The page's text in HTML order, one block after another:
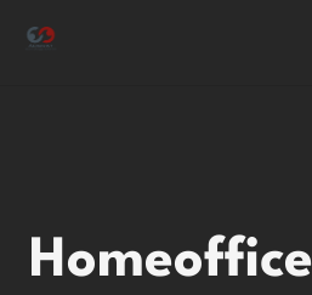
Homeoffice